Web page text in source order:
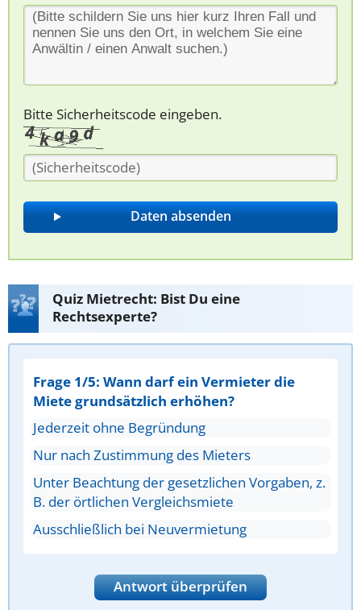
Bitte Sicherheitscode eingeben.
Quiz Mietrecht: Bist Du eine
Rechtsexperte?
Frage 1/5: Wann darf ein Vermieter die
Miete grundsätzlich erhöhen?
Jederzeit ohne Begründung
Nur nach Zustimmung des Mieters
Unter Beachtung der gesetzlichen Vorgaben, z.
B. der örtlichen Vergleichsmiete
Ausschließlich bei Neuvermietung
Antwort überprüfen